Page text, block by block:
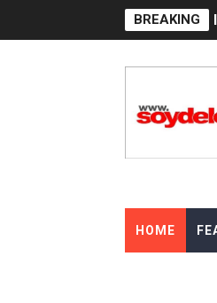
BREAKING
HOME